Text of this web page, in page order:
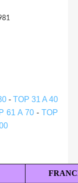
- TOP 31 A 40
61 A 70- TOP